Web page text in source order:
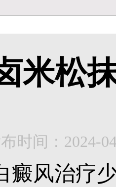
米松
时间：2024-
癜风治疗